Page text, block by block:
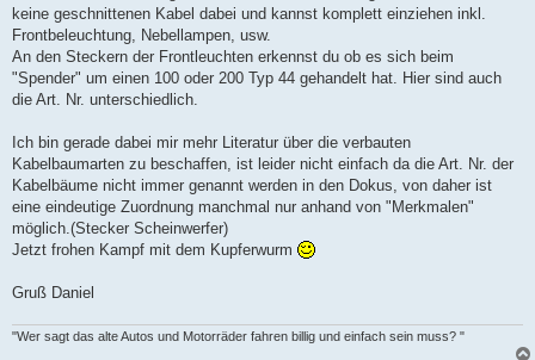
keine geschnittenen Kabel dabei und kannst komplett einziehen inkl.
Frontbeleuchtung, Nebellampen, usw.
An den Steckern der Frontleuchten erkennst du ob es sich beim
"Spender" um einen 100 oder 200 Typ 44 gehandelt hat. Hier sind auch
die Art. Nr. unterschiedlich.
Ich bin gerade dabei mir mehr Literatur über die verbauten
Kabelbaumarten zu beschaffen, ist leider nicht einfach da die Art. Nr. der
Kabelbäume nicht immer genannt werden in den Dokus, von daher ist
eine eindeutige Zuordnung manchmal nur anhand von "Merkmalen"
möglich.(Stecker Scheinwerfer)
Jetzt frohen Kampf mit dem Kupferwurm
Gruß Daniel
"Wer sagt das alte Autos und Motorräder fahren billig und einfach sein muss? "